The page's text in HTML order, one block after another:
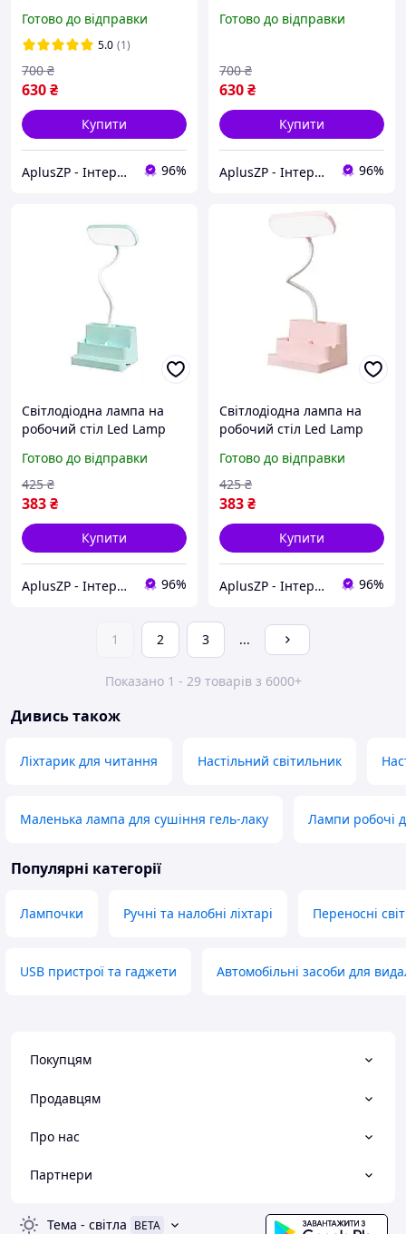
Готово до відправки
5.0 (1)
630₴
700 ₴
Купити
AplusZP - Інтернет магазин оптових цін 96%
Готово до відправки
630₴
700 ₴
Купити
AplusZP - Інтернет магазин оптових цін 96%
Світлодіодна лампа на
робочий стіл Led Lamp
Готово до відправки
383₴
425 ₴
Купити
AplusZP - Інтернет магазин оптових цін 96%
Світлодіодна лампа на
робочий стіл Led Lamp
Готово до відправки
383₴
425 ₴
Купити
AplusZP - Інтернет магазин оптових цін 96%
1 2 3 ...
Показано 1 - 29 товарів з 6000+
Дивись також
Ліхтарик для читання Настільний світильник
Маленька лампа для сушіння гель-лаку Лампи робочі
Популярні категорії
Лампочки Ручні та налобні ліхтарі Переносні
USB пристрої та гаджети Автомобільні засоби для
Покупцям
Продавцям
Про нас
Партнери
Тема - світла BETA